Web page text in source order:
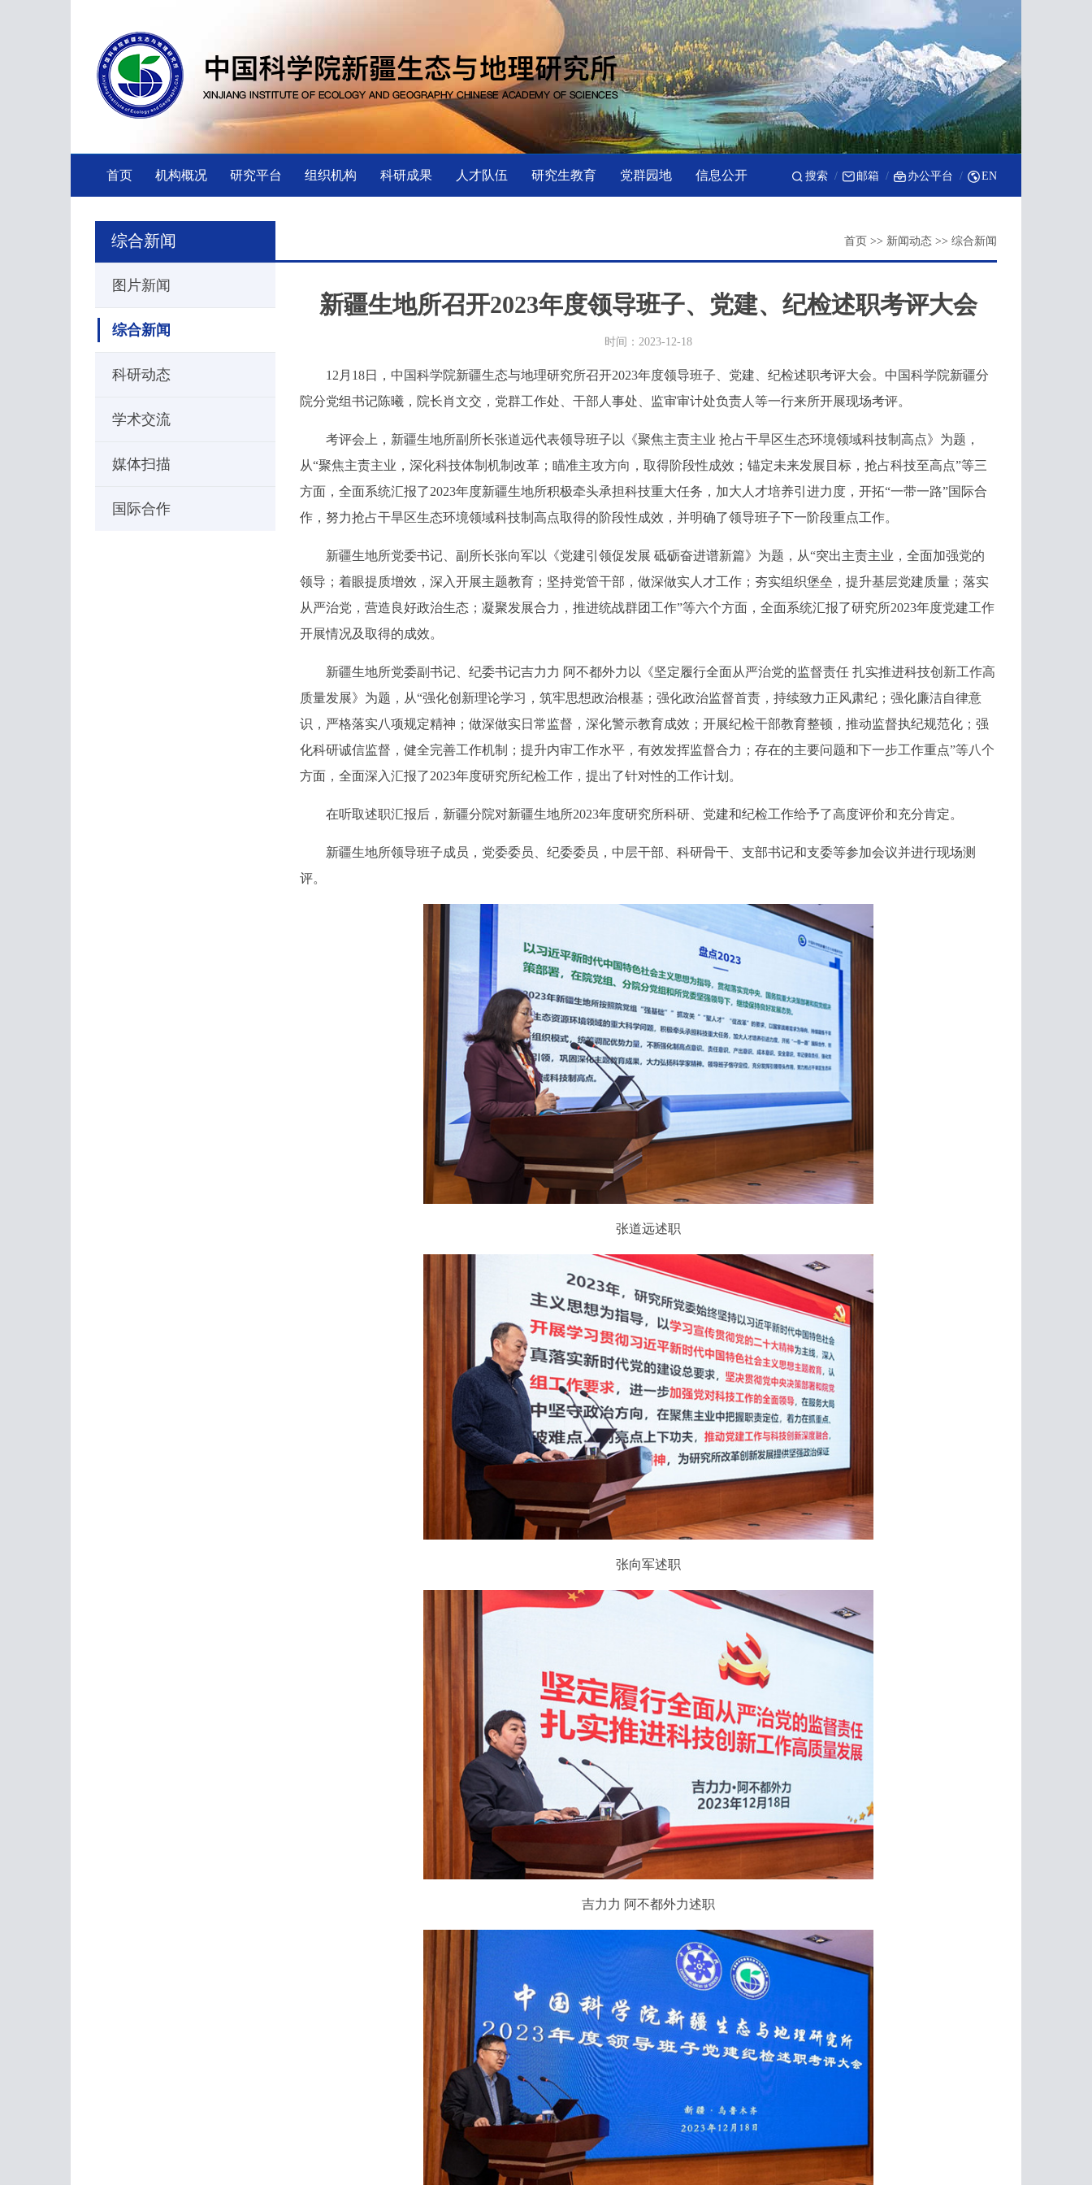
首页 机构概况 研究平台 组织机构 科研成果 人才队伍 研究生教育 党群园地 信息公开 搜索 邮箱 办公平台 EN
综合新闻 首页 >> 新闻动态 >> 综合新闻
图片新闻
综合新闻
科研动态
学术交流
媒体扫描
国际合作
新疆生地所召开2023年度领导班子、党建、纪检述职考评大会
时间：2023-12-18
12月18日，中国科学院新疆生态与地理研究所召开2023年度领导班子、党建、纪检述职考评大会。中国科学院新疆分
院分党组书记陈曦，院长肖文交，党群工作处、干部人事处、监审审计处负责人等一行来所开展现场考评。
考评会上，新疆生地所副所长张道远代表领导班子以《聚焦主责主业 抢占干旱区生态环境领域科技制高点》为题，
从“聚焦主责主业，深化科技体制机制改革；瞄准主攻方向，取得阶段性成效；锚定未来发展目标，抢占科技至高点”等三
方面，全面系统汇报了2023年度新疆生地所积极牵头承担科技重大任务，加大人才培养引进力度，开拓“一带一路”国际合
作，努力抢占干旱区生态环境领域科技制高点取得的阶段性成效，并明确了领导班子下一阶段重点工作。
新疆生地所党委书记、副所长张向军以《党建引领促发展 砥砺奋进谱新篇》为题，从“突出主责主业，全面加强党的
领导；着眼提质增效，深入开展主题教育；坚持党管干部，做深做实人才工作；夯实组织堡垒，提升基层党建质量；落实
从严治党，营造良好政治生态；凝聚发展合力，推进统战群团工作”等六个方面，全面系统汇报了研究所2023年度党建工作
开展情况及取得的成效。
新疆生地所党委副书记、纪委书记吉力力 阿不都外力以《坚定履行全面从严治党的监督责任 扎实推进科技创新工作高
质量发展》为题，从“强化创新理论学习，筑牢思想政治根基；强化政治监督首责，持续致力正风肃纪；强化廉洁自律意
识，严格落实八项规定精神；做深做实日常监督，深化警示教育成效；开展纪检干部教育整顿，推动监督执纪规范化；强
化科研诚信监督，健全完善工作机制；提升内审工作水平，有效发挥监督合力；存在的主要问题和下一步工作重点”等八个
方面，全面深入汇报了2023年度研究所纪检工作，提出了针对性的工作计划。
在听取述职汇报后，新疆分院对新疆生地所2023年度研究所科研、党建和纪检工作给予了高度评价和充分肯定。
新疆生地所领导班子成员，党委委员、纪委委员，中层干部、科研骨干、支部书记和支委等参加会议并进行现场测
评。
张道远述职
张向军述职
吉力力 阿不都外力述职